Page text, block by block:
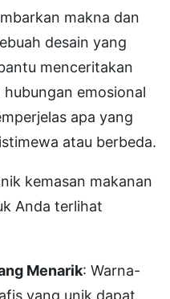
makna dan
desain yang
menceritakan
emosional
apa yang
atau berbeda.
kemasan makanan
Anda terlihat
Menarik: Warna-
yang unik dapat